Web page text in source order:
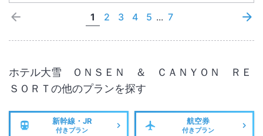
1 2 3 4 5 ... 7
ホテル大雪 ＯＮＳＥＮ ＆ ＣＡＮＹＯＮ ＲＥ
ＳＯＲＴの他のプランを探す
新幹線・JR
付きプラン
航空券
付きプラン